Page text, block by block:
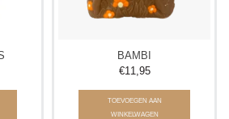
BAMBI
€11,95
TOEVOEGEN AAN
WINKELWAGEN